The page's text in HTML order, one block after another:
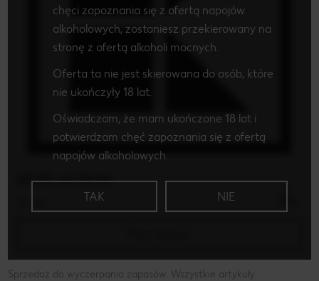
chęci zapoznania się z ofertą napojów
alkoholowych, zostaniesz przekierowany na
stronę z ofertą alkoholi mocnych.
Oferta ta nie jest skierowana do osób, które
nie ukończyły 18 lat.
Oświadczam, że mam ukończone 18 lat i
potwierdzam chęć zapoznania się z ofertą
napojów alkoholowych.
TAK NIE
XX.XX. xxx XX.XX
Sprzedaż do wyczerpania zapasów. Wszystkie artykuły